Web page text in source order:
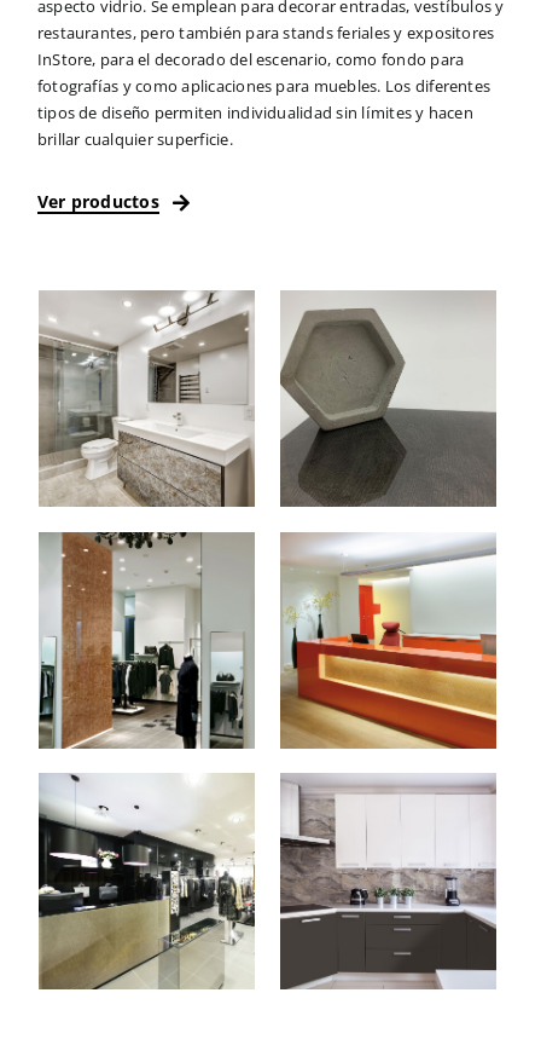
aspecto vidrio. Se emplean para decorar entradas, vestíbulos y
restaurantes, pero también para stands feriales y expositores
InStore, para el decorado del escenario, como fondo para
fotografías y como aplicaciones para muebles. Los diferentes
tipos de diseño permiten individualidad sin límites y hacen
brillar cualquier superficie.
Ver productos